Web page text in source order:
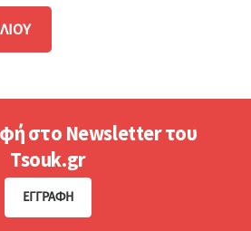
στο Newsletter του
Tsouk.gr
ΕΓΓΡΑΦΉ